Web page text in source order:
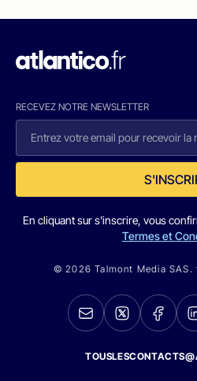
RECEVEZ NOTRE NEWSLETTER
En cliquant sur s'inscrire, vous
Termes et
© 2026 Talmont Media